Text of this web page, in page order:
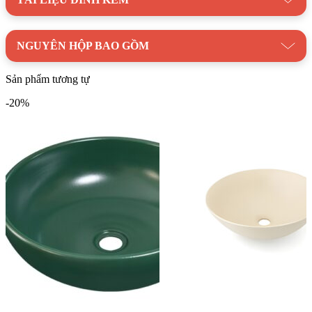
Chậu lavabo Kanly BN100 đặt bàn được chế tác từ đồng thau nguyên
NGUYÊN HỘP BAO GỒM
Sản phẩm tương tự
-20%